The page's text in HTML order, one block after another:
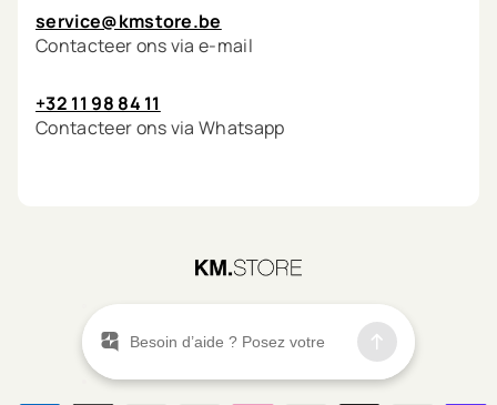
service@kmstore.be
Contacteer ons via e-mail
+32 11 98 84 11
Contacteer ons via Whatsapp